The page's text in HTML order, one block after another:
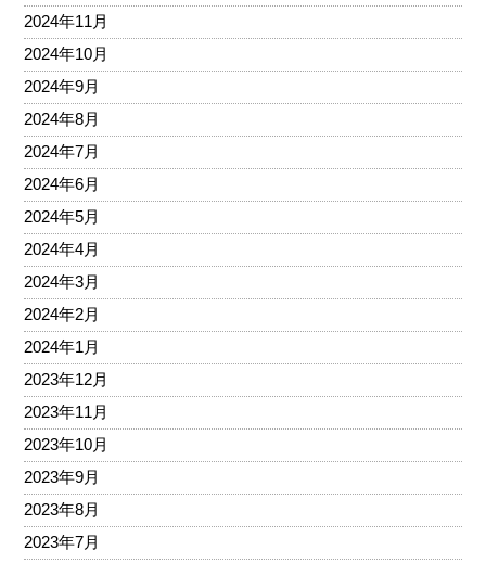
2024年11月
2024年10月
2024年9月
2024年8月
2024年7月
2024年6月
2024年5月
2024年4月
2024年3月
2024年2月
2024年1月
2023年12月
2023年11月
2023年10月
2023年9月
2023年8月
2023年7月